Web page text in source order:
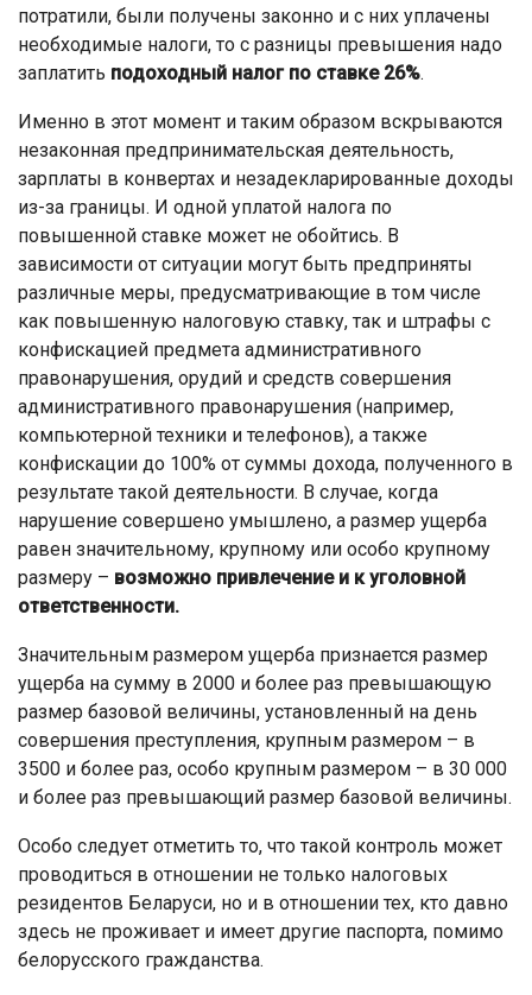
потратили, были получены законно и с них уплачены
необходимые налоги, то с разницы превышения надо
заплатить подоходный налог по ставке 26%.
Именно в этот момент и таким образом вскрываются
незаконная предпринимательская деятельность,
зарплаты в конвертах и незадекларированные доходы
из-за границы. И одной уплатой налога по
повышенной ставке может не обойтись. В
зависимости от ситуации могут быть предприняты
различные меры, предусматривающие в том числе
как повышенную налоговую ставку, так и штрафы с
конфискацией предмета административного
правонарушения, орудий и средств совершения
административного правонарушения (например,
компьютерной техники и телефонов), а также
конфискации до 100% от суммы дохода, полученного в
результате такой деятельности. В случае, когда
нарушение совершено умышлено, а размер ущерба
равен значительному, крупному или особо крупному
размеру – возможно привлечение и к уголовной
ответственности.
Значительным размером ущерба признается размер
ущерба на сумму в 2000 и более раз превышающую
размер базовой величины, установленный на день
совершения преступления, крупным размером – в
3500 и более раз, особо крупным размером – в 30 000
и более раз превышающий размер базовой величины.
Особо следует отметить то, что такой контроль может
проводиться в отношении не только налоговых
резидентов Беларуси, но и в отношении тех, кто давно
здесь не проживает и имеет другие паспорта, помимо
белорусского гражданства.